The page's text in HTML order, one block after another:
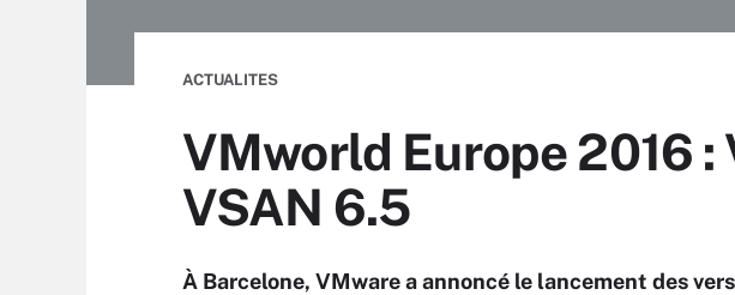
ACTUALITES
VMworld Europe 2016
VSAN 6.5
À Barcelone, VMware a annoncé le lancement des